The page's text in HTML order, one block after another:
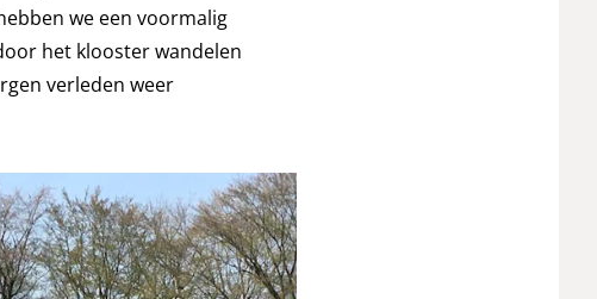
we een voormalig
het klooster wandelen
verleden weer